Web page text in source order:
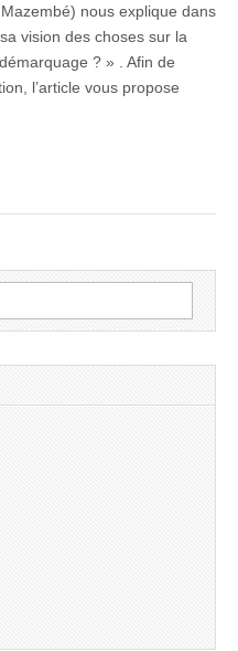
nous explique dans
vision des choses sur la
? » . Afin de
l’article vous propose